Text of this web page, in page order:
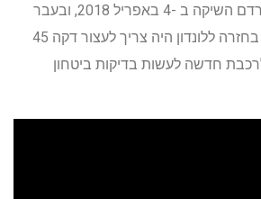
הרכבת לונדון לאמסטרדם השיקה ב -4 באפריל 2018, ובעבר
הנוסעים מאמסטרדם בחזרה ללונדון היה צריך לעצור דקה 45
חדשה לעשות בדיקות ביטחון